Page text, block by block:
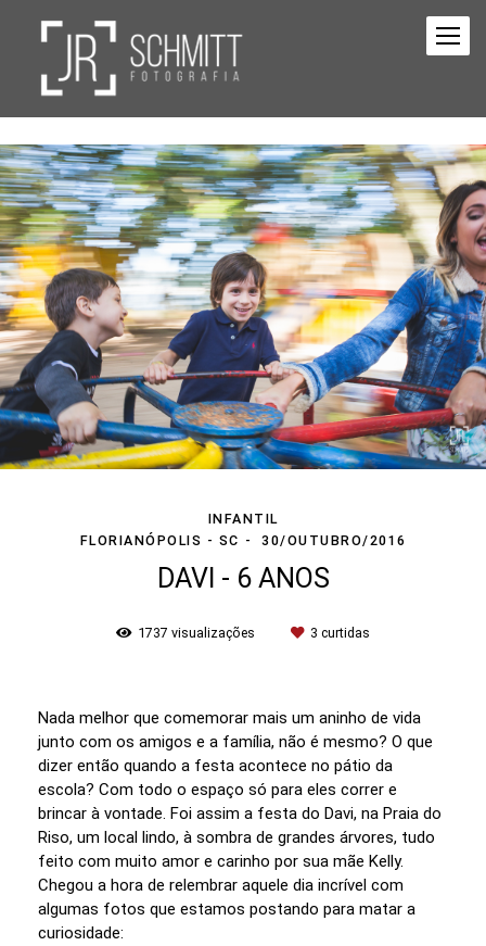
INFANTIL
FLORIANÓPOLIS - SC
30/OUTUBRO/2016
DAVI - 6 ANOS
1737 visualizações 3 curtidas
Nada melhor que comemorar mais um aninho de vida
junto com os amigos e a família, não é mesmo? O que
dizer então quando a festa acontece no pátio da
escola? Com todo o espaço só para eles correr e
brincar à vontade. Foi assim a festa do Davi, na Praia do
Riso, um local lindo, à sombra de grandes árvores, tudo
feito com muito amor e carinho por sua mãe Kelly.
Chegou a hora de relembrar aquele dia incrível com
algumas fotos que estamos postando para matar a
curiosidade: